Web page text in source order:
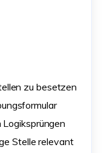
zu besetzen
Stelle relevant